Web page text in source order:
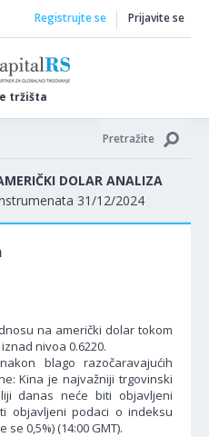
tržišta
Registrujte se Prijavite se
Pretražite
DOLAR ANALIZA
31/12/2024
na američki dolar tokom
nivoa 0.6220.
blago razočaravajućih
Kina je najvažniji trgovinski
danas neće biti objavljeni
objavljeni podaci o indeksu
0,5%) (14:00 GMT).